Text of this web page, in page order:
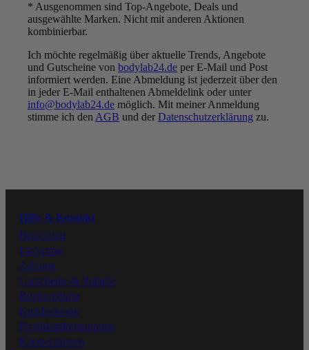
* Ausgenommen sind Top-Angebote, Deals und
ausgewählte Marken. Nicht mit anderen Aktionen
kombinierbar.
Ich möchte regelmäßig über aktuelle Trends, Angebote
und Gutscheine von bodylab24.de per E-Mail und Post
informiert werden. Eine Abmeldung ist jederzeit über den
in jeder E-Mail enthaltenen Abmeldelink oder unter
info@bodylab24.de möglich. Mit meiner Anmeldung
stimme ich den AGB und der Datenschutzerklärung zu.
UNSER VERSPRECHEN:
BESTE QUALITÄT ZU
FAIREN PREISEN
Folge uns
Instagram
Hilfe & Kontakt
Bestellung
Lieferung
Zahlung
Gutscheine & Rabatte
Rücksendung
Kundenkonto
Produktinformationen
Kooperationen